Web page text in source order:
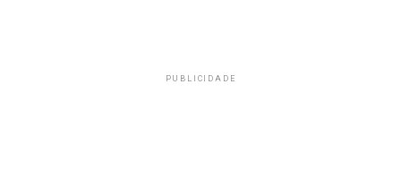
PUBLICIDADE